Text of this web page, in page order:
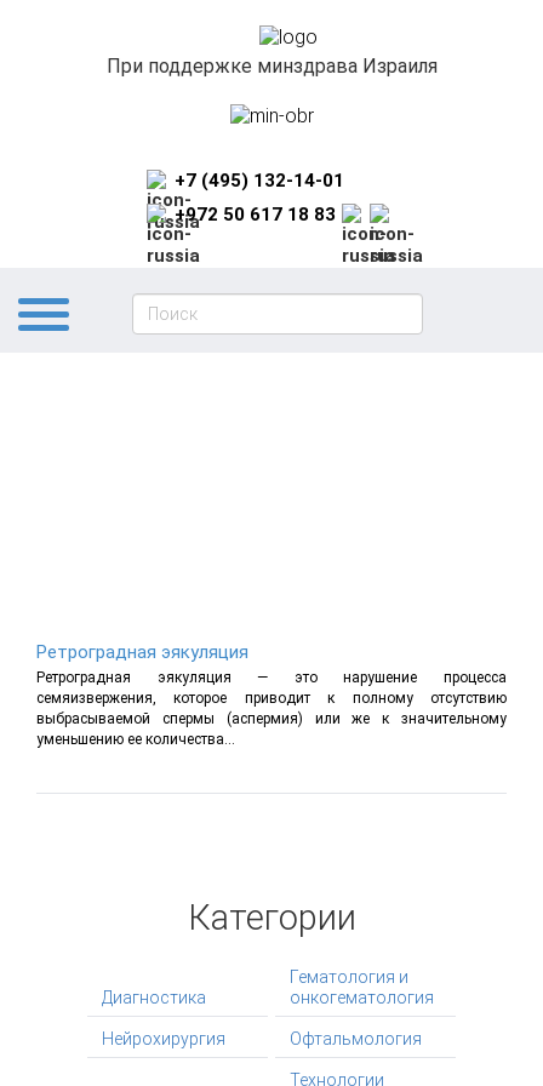
При поддержке минздрава Израиля
+7 (495) 132-14-01
+972 50 617 18 83
Ретроградная эякуляция
Ретроградная эякуляция — это нарушение процесса
семяизвержения, которое приводит к полному отсутствию
выбрасываемой спермы (аспермия) или же к значительному
уменьшению ее количества...
Категории
Диагностика
Гематология и
онкогематология
Нейрохирургия Офтальмология
Технологии